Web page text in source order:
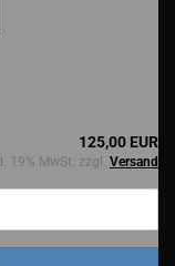
125,00 EUR
19% MwSt. zzgl. Versand